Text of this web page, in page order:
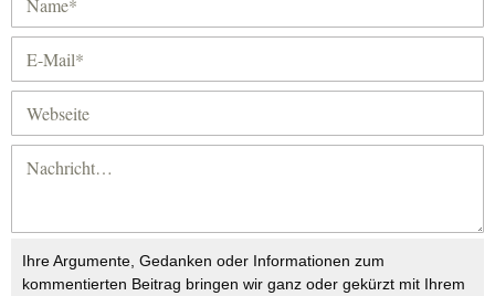
Ihre Argumente, Gedanken oder Informationen zum
kommentierten Beitrag bringen wir ganz oder gekürzt mit Ihrem